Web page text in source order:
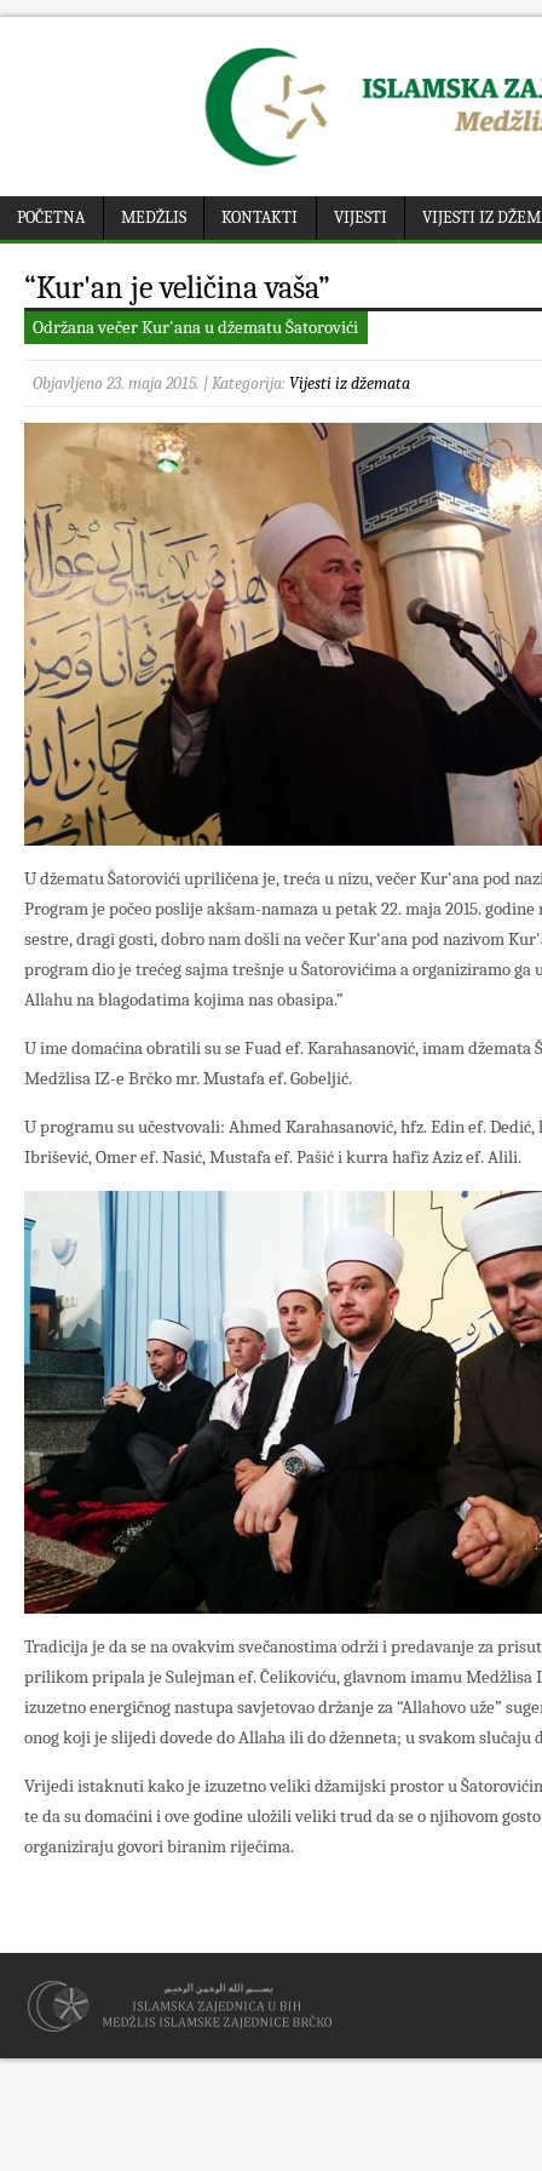
POČETNA MEDŽLIS KONTAKTI VIJESTI VIJESTI IZ
“Kur'an je veličina vaša”
Održana večer Kur'ana u džematu Šatorovići
Objavljeno 23. maja 2015. | Kategorija: Vijesti iz džemata
U džematu Šatorovići upriličena je, treća u nizu, večer Kur'ana pod
Program je počeo poslije akšam-namaza u petak 22. maja 2015.
sestre, dragi gosti, dobro nam došli na večer Kur'ana pod nazivom
program dio je trećeg sajma trešnje u Šatorovićima a organiziramo ga
Allahu na blagodatima kojima nas obasipa.”
U ime domaćina obratili su se Fuad ef. Karahasanović, imam džemata
Medžlisa IZ-e Brčko mr. Mustafa ef. Gobeljić.
U programu su učestvovali: Ahmed Karahasanović, hfz. Edin ef.
Ibrišević, Omer ef. Nasić, Mustafa ef. Pašić i kurra hafiz Aziz ef. Alili.
Tradicija je da se na ovakvim svečanostima održi i predavanje za
prilikom pripala je Sulejman ef. Čelikoviću, glavnom imamu Medžlisa
izuzetno energičnog nastupa savjetovao držanje za “Allahovo uže”
onog koji je slijedi dovede do Allaha ili do dženneta; u svakom slučaju
Vrijedi istaknuti kako je izuzetno veliki džamijski prostor u
te da su domaćini i ove godine uložili veliki trud da se o njihovom
organiziraju govori biranim riječima.